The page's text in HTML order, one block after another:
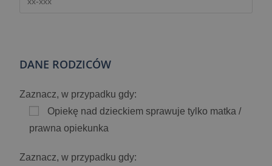
DANE RODZICÓW
Zaznacz, w przypadku gdy:
Opiekę nad dzieckiem sprawuje tylko matka /
prawna opiekunka
Zaznacz, w przypadku gdy: